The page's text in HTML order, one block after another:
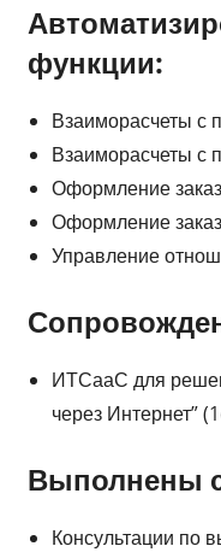
функции:
Взаиморасчеты с
Взаиморасчеты с
Оформление
Оформление
Управление
ИТСааС для
через Интернет”
Выполнены
Консультации по